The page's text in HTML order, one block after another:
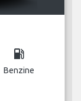
local_gas_station
Benzine